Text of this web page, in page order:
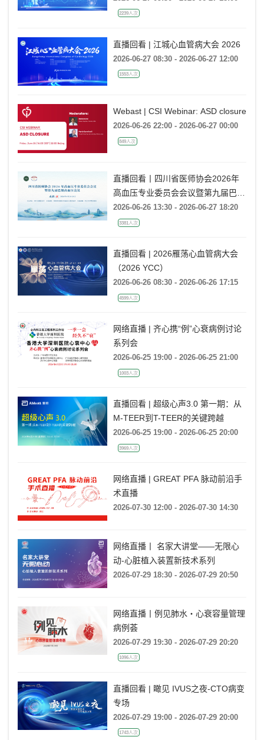
2239人次
直播回看 | 江城心血管病大会 2026
2026-06-27 08:30 - 2026-06-27 12:00
1553人次
Webast | CSI Webinar: ASD closure
2026-06-26 22:00 - 2026-06-27 00:00
849人次
直播回看丨四川省医师协会2026年
高血压专业委员会会议暨第九届巴蜀
高血压会议
2026-06-26 13:30 - 2026-06-27 18:20
3381人次
直播回看 | 2026雁荡心血管病大会
（2026 YCC）
2026-06-26 08:30 - 2026-06-26 17:15
4599人次
网络直播 | 齐心携“例”心衰病例讨论
系列会
2026-06-25 19:00 - 2026-06-25 21:00
1003人次
直播回看 | 超级心声3.0 第一期：从
M-TEER到T-TEER的关键跨越
2026-06-25 19:00 - 2026-06-25 20:00
3969人次
网络直播 | GREAT PFA 脉动前沿手
术直播
2026-07-30 12:00 - 2026-07-30 14:30
网络直播丨 名家大讲堂——无限心
动-心脏植入装置新技术系列
2026-07-29 18:30 - 2026-07-29 20:50
网络直播丨例见肺水・心衰容量管理
病例荟
2026-07-29 19:30 - 2026-07-29 20:20
1096人次
直播回看 | 瞰见 IVUS之夜-CTO病变
专场
2026-07-29 19:00 - 2026-07-29 20:00
1743人次